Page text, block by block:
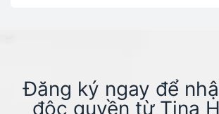
Đăng ký ngay để
độc quyền từ Tina